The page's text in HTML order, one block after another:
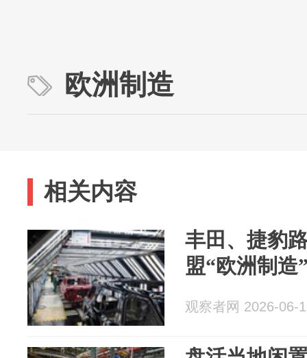
欧洲制造
相关内容
丰田、捷豹
盟“欧洲制造
观察者网 2026-06-